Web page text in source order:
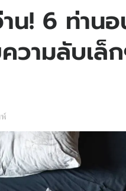
สถิติหวยไทย
หวยลาว
น! 6 ท่าน
วามลับเล็